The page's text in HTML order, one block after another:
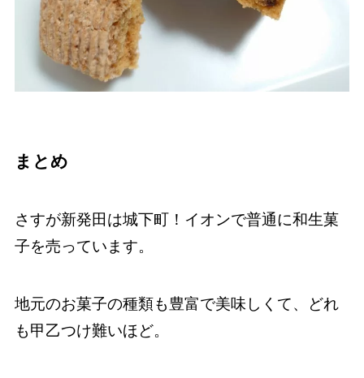
まとめ
さすが新発田は城下町！イオンで普通に和生菓
子を売っています。
地元のお菓子の種類も豊富で美味しくて、どれ
も甲乙つけ難いほど。